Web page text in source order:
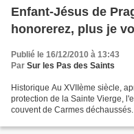
Enfant-Jésus de
honorerez, plus je
Publié le 16/12/2010 à 13:43
Par Sur les Pas des Saints
Historique Au XVIIème siècle,
protection de la Sainte Vierge,
couvent de Carmes